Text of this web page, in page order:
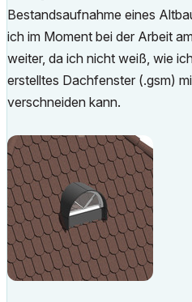
Bestandsaufnahme eines
ich im Moment bei der Arbeit
weiter, da ich nicht weiß, wie
erstelltes Dachfenster (.gsm)
verschneiden kann.